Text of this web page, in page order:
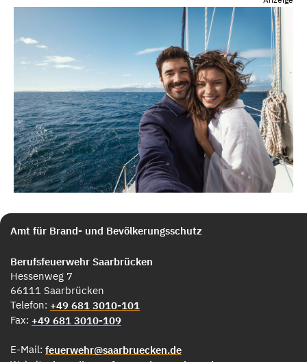
Amt für Brand- und Bevölkerungsschutz
Berufsfeuerwehr Saarbrücken
Hessenweg 7
66111 Saarbrücken
Telefon: +49 681 3010-101
Fax: +49 681 3010-109
E-Mail: feuerwehr@saarbruecken.de